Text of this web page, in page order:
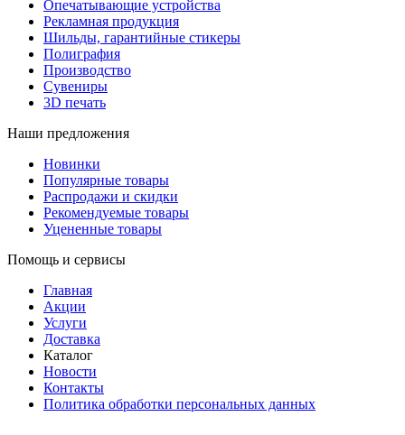
Опечатывающие устройства
Рекламная продукция
Шильды, гарантийные стикеры
Полиграфия
Производство
Сувениры
3D печать
Наши предложения
Новинки
Популярные товары
Распродажи и скидки
Рекомендуемые товары
Уцененные товары
Помощь и сервисы
Главная
Акции
Услуги
Доставка
Каталог
Новости
Контакты
Политика обработки персональных данных